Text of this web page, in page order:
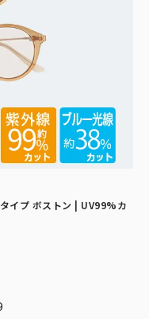
イプ ボストン | UV99%カ